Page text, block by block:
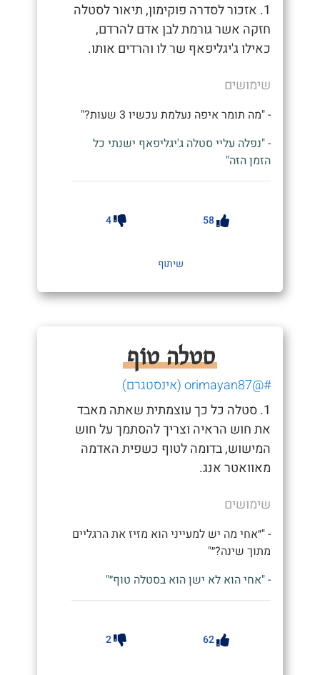
1. אזכור לסדרה פוקימון, תיאור לסטלה
חזקה אשר גורמת לבן אדם להרדם,
כאילו ג'יגליפאף שר לו והרדים אותו.
שימושים
- "מה תומר איפה נעלמת עכשיו 3 שעות?"
- "נפלה עליי סטלה ג'יגליפאף ישנתי כל
הזמן הזה"
58
4
שיתוף
סטלה טוֹף
#@orimayan87 (אינסטגרם)
1. סטלה כל כך עוצמתית שאתה מאבד
את חוש הראיה וצריך להסתמך על חוש
המישוש, בדומה לטוף כשפית האדמה
מאוואטר אנג.
שימושים
- "״אחי מה יש למעייני הוא מזיז את הרגליים
מתוך שינה?״"
- "אחי הוא לא ישן הוא בסטלה טוף״"
62
2